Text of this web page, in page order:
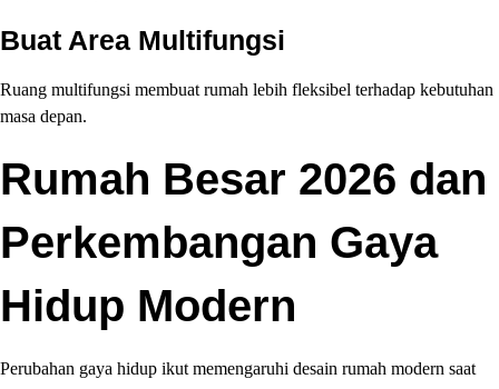
Buat Area Multifungsi
Ruang multifungsi membuat rumah lebih fleksibel terhadap kebutuhan
masa depan.
Rumah Besar 2026 dan
Perkembangan Gaya
Hidup Modern
Perubahan gaya hidup ikut memengaruhi desain rumah modern saat